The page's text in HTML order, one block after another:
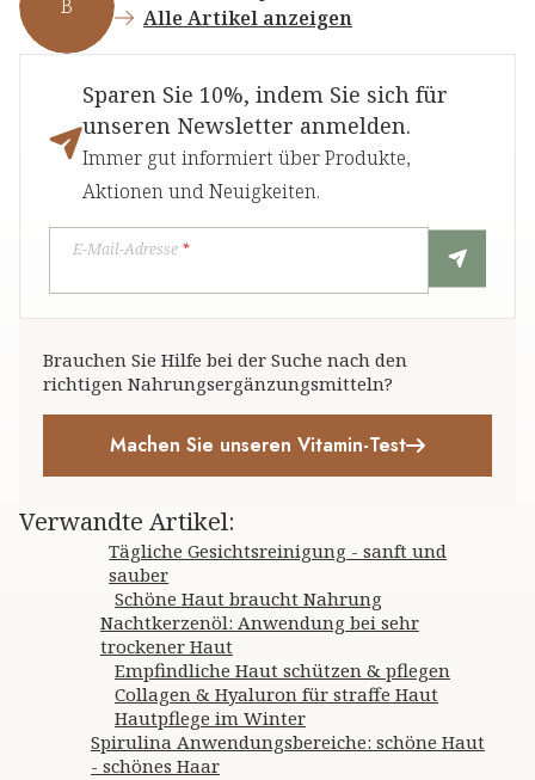
B Alle Artikel anzeigen
Sparen Sie 10%, indem Sie sich für
unseren Newsletter anmelden.
Immer gut informiert über Produkte,
Aktionen und Neuigkeiten.
E-Mail-Adresse *
Brauchen Sie Hilfe bei der Suche nach den
richtigen Nahrungsergänzungsmitteln?
Machen Sie unseren Vitamin-Test
Verwandte Artikel:
Tägliche Gesichtsreinigung - sanft und
sauber
Schöne Haut braucht Nahrung
Nachtkerzenöl: Anwendung bei sehr
trockener Haut
Empfindliche Haut schützen & pflegen
Collagen & Hyaluron für straffe Haut
Hautpflege im Winter
Spirulina Anwendungsbereiche: schöne Haut
- schönes Haar